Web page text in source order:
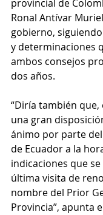
provincial de
Ronal Antívar
gobierno,
y determinaciones
ambos consejos
dos años.
“Diría también
una gran
ánimo por parte
de Ecuador a la
indicaciones que
última visita de
nombre del Prior
Provincia”, apunta